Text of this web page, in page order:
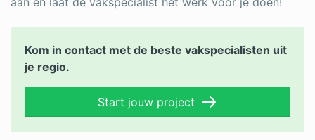
Kom in contact met de beste vakspecialisten uit
je regio.
Start jouw project